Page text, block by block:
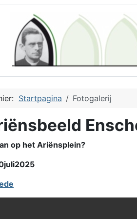
Startpagina Fotogalerij
op het Ariënsplein?